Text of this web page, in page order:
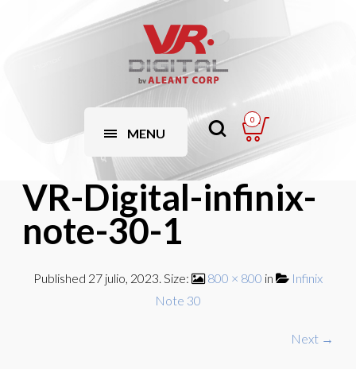
MENU
0
VR-Digital-infinix-
note-30-1
Published 27 julio, 2023. Size: 800 × 800 in
Infinix
Note 30
Next →